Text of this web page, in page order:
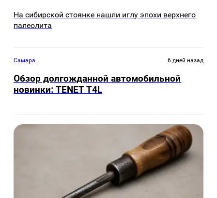
На сибирской стоянке нашли иглу эпохи верхнего
палеолита
Самара 6 дней назад
Обзор долгожданной автомобильной
новинки: TENET Т4L